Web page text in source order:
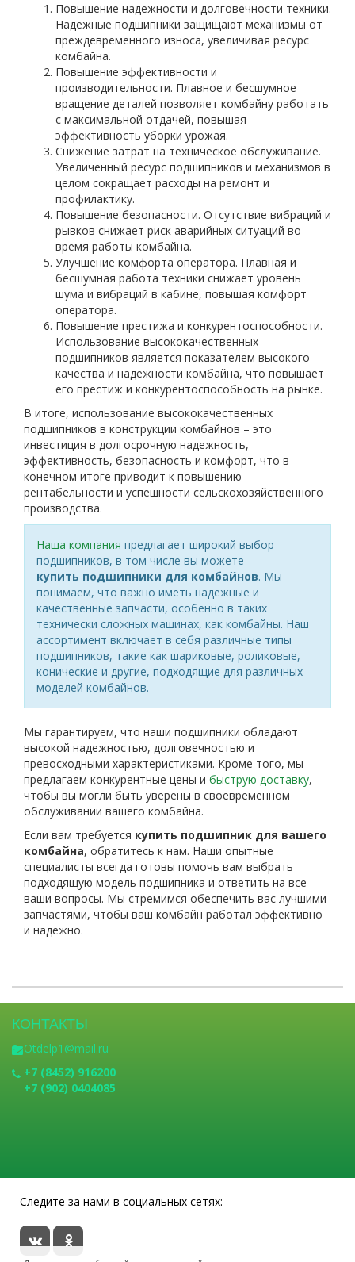
Повышение надежности и долговечности техники.
Надежные подшипники защищают механизмы от
преждевременного износа, увеличивая ресурс
комбайна.
Повышение эффективности и
производительности. Плавное и бесшумное
вращение деталей позволяет комбайну работать
с максимальной отдачей, повышая
эффективность уборки урожая.
Снижение затрат на техническое обслуживание.
Увеличенный ресурс подшипников и механизмов в
целом сокращает расходы на ремонт и
профилактику.
Повышение безопасности. Отсутствие вибраций и
рывков снижает риск аварийных ситуаций во
время работы комбайна.
Улучшение комфорта оператора. Плавная и
бесшумная работа техники снижает уровень
шума и вибраций в кабине, повышая комфорт
оператора.
Повышение престижа и конкурентоспособности.
Использование высококачественных
подшипников является показателем высокого
качества и надежности комбайна, что повышает
его престиж и конкурентоспособность на рынке.
В итоге, использование высококачественных
подшипников в конструкции комбайнов – это
инвестиция в долгосрочную надежность,
эффективность, безопасность и комфорт, что в
конечном итоге приводит к повышению
рентабельности и успешности сельскохозяйственного
производства.
Наша компания предлагает широкий выбор
подшипников, в том числе вы можете
купить подшипники для комбайнов. Мы
понимаем, что важно иметь надежные и
качественные запчасти, особенно в таких
технически сложных машинах, как комбайны. Наш
ассортимент включает в себя различные типы
подшипников, такие как шариковые, роликовые,
конические и другие, подходящие для различных
моделей комбайнов.
Мы гарантируем, что наши подшипники обладают
высокой надежностью, долговечностью и
превосходными характеристиками. Кроме того, мы
предлагаем конкурентные цены и быструю доставку,
чтобы вы могли быть уверены в своевременном
обслуживании вашего комбайна.
Если вам требуется купить подшипник для вашего
комбайна, обратитесь к нам. Наши опытные
специалисты всегда готовы помочь вам выбрать
подходящую модель подшипника и ответить на все
ваши вопросы. Мы стремимся обеспечить вас лучшими
запчастями, чтобы ваш комбайн работал эффективно
и надежно.
КОНТАКТЫ
Otdelp1@mail.ru
+7 (8452) 916200
+7 (902) 0404085
Следите за нами в социальных сетях: